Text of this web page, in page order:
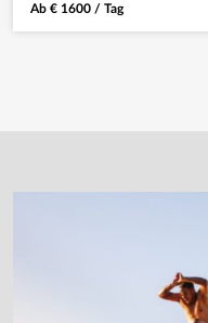
Ab € 1600 / Tag